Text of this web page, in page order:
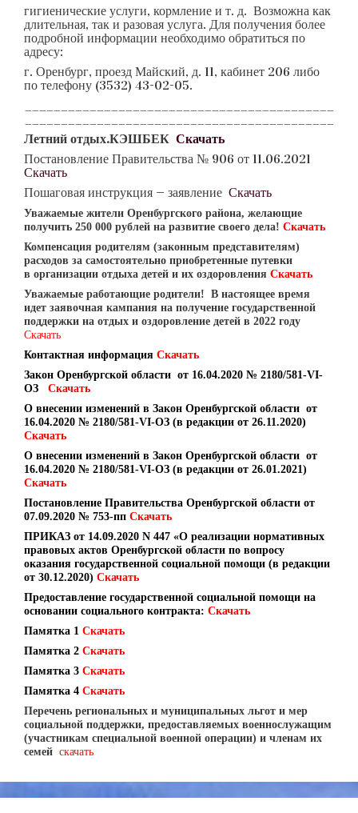
гигиенические услуги, кормление и т. д. Возможна как
длительная, так и разовая услуга. Для получения более
подробной информации необходимо обратиться по
адресу:
г. Оренбург, проезд Майский, д. 11, кабинет 206 либо
по телефону (3532) 43-02-05.
Летний отдых.КЭШБЕК Скачать
Постановление Правительства № 906 от 11.06.2021
Скачать
Пошаговая инструкция — заявление Скачать
Уважаемые жители Оренбургского района, желающие
получить 250 000 рублей на развитие своего дела! Скачать
Компенсация родителям (законным представителям)
расходов за самостоятельно приобретенные путевки
в организации отдыха детей и их оздоровления Скачать
Уважаемые работающие родители! В настоящее время
идет заявочная кампания на получение государственной
поддержки на отдых и оздоровление детей в 2022 году
Скачать
Контактная информация Скачать
Закон Оренбургской области от 16.04.2020 № 2180/581-VI-
ОЗ Скачать
О внесении изменений в Закон Оренбургской области от
16.04.2020 № 2180/581-VI-ОЗ (в редакции от 26.11.2020)
Скачать
О внесении изменений в Закон Оренбургской области от
16.04.2020 № 2180/581-VI-ОЗ (в редакции от 26.01.2021)
Скачать
Постановление Правительства Оренбургской области от
07.09.2020 № 753-пп Скачать
ПРИКАЗ от 14.09.2020 N 447 «О реализации нормативных
правовых актов Оренбургской области по вопросу
оказания государственной социальной помощи (в редакции
от 30.12.2020) Скачать
Предоставление государственной социальной помощи на
основании социального контракта: Скачать
Памятка 1 Скачать
Памятка 2 Скачать
Памятка 3 Скачать
Памятка 4 Скачать
Перечень региональных и муниципальных льгот и мер
социальной поддержки, предоставляемых военнослужащим
(участникам специальной военной операции) и членам их
семей скачать